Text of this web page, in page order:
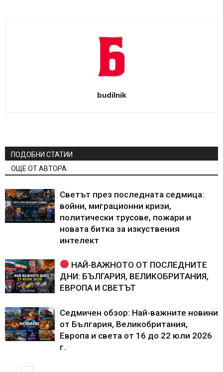
budilnik
ПОДОБНИ СТАТИИ
ОЩЕ ОТ АВТОРА
Светът през последната седмица:
войни, миграционни кризи,
политически трусове, пожари и
новата битка за изкуствения
интелект
НАЙ-ВАЖНОТО ОТ ПОСЛЕДНИТЕ
ДНИ: БЪЛГАРИЯ, ВЕЛИКОБРИТАНИЯ,
ЕВРОПА И СВЕТЪТ
Седмичен обзор: Най-важните новини
от България, Великобритания,
Европа и света от 16 до 22 юли 2026
г.